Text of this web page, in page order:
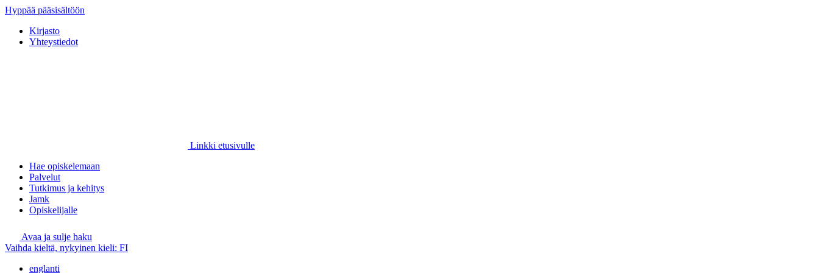
Hyppää pääsisältöön
Kirjasto
Yhteystiedot
Linkki etusivulle
Hae opiskelemaan
Palvelut
Tutkimus ja kehitys
Jamk
Opiskelijalle
Avaa ja sulje haku
Vaihda kieltä, nykyinen kieli: FI
englanti